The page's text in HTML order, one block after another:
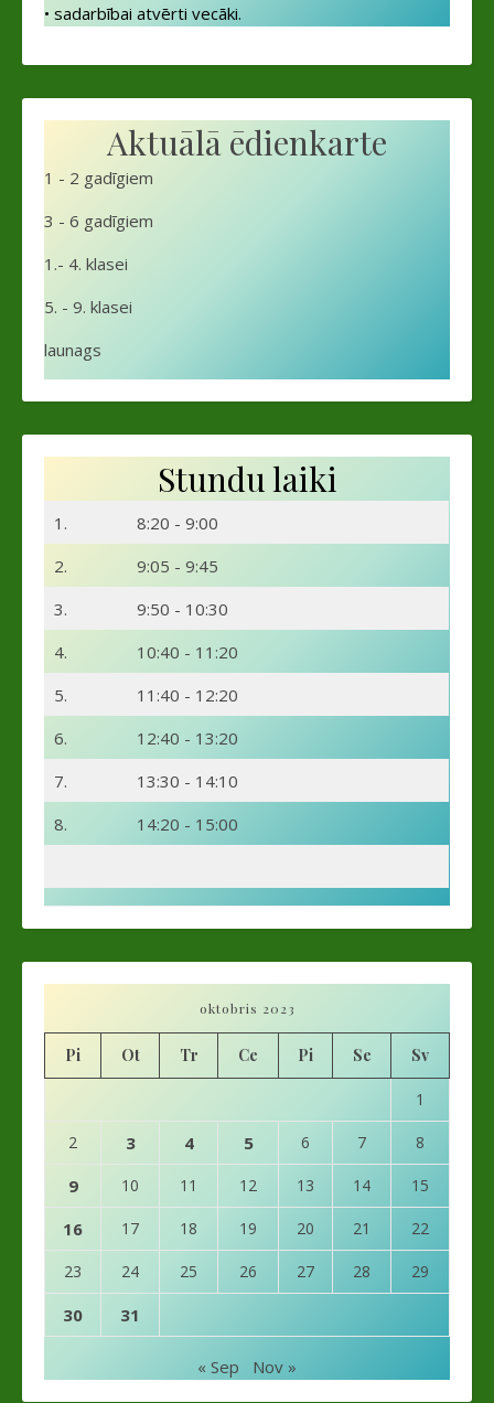
• sadarbībai atvērti vecāki.
Aktuālā ēdienkarte
1 - 2 gadīgiem
3 - 6 gadīgiem
1.- 4. klasei
5. - 9. klasei
launags
Stundu laiki
1.
8:20 - 9:00
2.
9:05 - 9:45
3.
9:50 - 10:30
4.
10:40 - 11:20
5.
11:40 - 12:20
6.
12:40 - 13:20
7.
13:30 - 14:10
8.
14:20 - 15:00
oktobris 2023
Pi Ot Tr Ce Pi Se Sv
1
2 3 4 5 6 7 8
9 10 11 12 13 14 15
16 17 18 19 20 21 22
23 24 25 26 27 28 29
30 31
« Sep Nov »